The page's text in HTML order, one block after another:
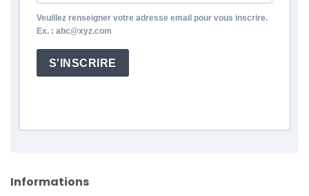
Informations
Veuillez renseigner votre adresse email pour vous inscrire.
Ex. : abc@xyz.com
S'INSCRIRE